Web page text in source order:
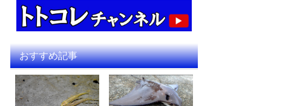
おすすめ記事